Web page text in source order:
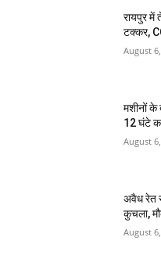
रायपुर में
टक्कर,
August
मशीनों के
12 घंटे
August
अवैध रेत
कुचला,
August